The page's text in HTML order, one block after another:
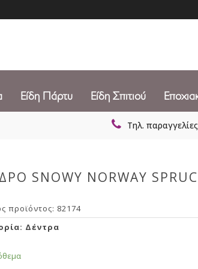
Είδη Πάρτυ Είδη Σπιτιού
Τηλ. παραγγελίες
SNOWY NORWAY
προϊόντος: 82174
Δέντρα